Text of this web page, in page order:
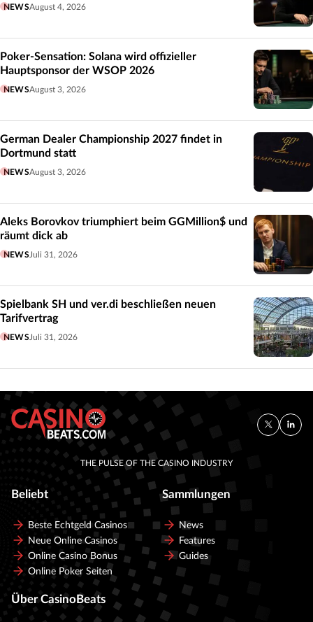
NEWSAugust 4, 2026
Poker-Sensation: Solana wird offizieller
Hauptsponsor der WSOP 2026
NEWSAugust 3, 2026
German Dealer Championship 2027 findet in
Dortmund statt
NEWSAugust 3, 2026
Aleks Borovkov triumphiert beim GGMillion$ und
räumt dick ab
NEWS Juli 31, 2026
Spielbank SH und ver.di beschließen neuen
Tarifvertrag
NEWS Juli 31, 2026
THE PULSE OF THE CASINO INDUSTRY
Beliebt
Beste Echtgeld Casinos
Neue Online Casinos
Online Casino Bonus
Online Poker Seiten
Sammlungen
News
Features
Guides
Über CasinoBeats